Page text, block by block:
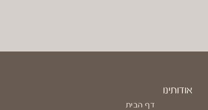
אודותינו
דף הבית